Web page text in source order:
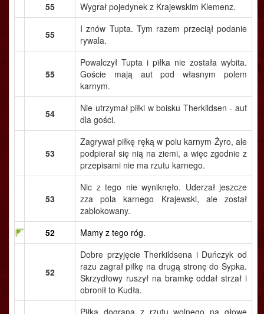
55
Wygrał pojedynek z Krajewskim Klemenz.
55
I znów Tupta. Tym razem przeciął podanie
rywala.
55
Powalczył Tupta i piłka nie została wybita.
Goście mają aut pod własnym polem
karnym.
54
Nie utrzymał piłki w boisku Therkildsen - aut
dla gości.
53
Zagrywał piłkę ręką w polu karnym Żyro, ale
podpierał się nią na ziemi, a więc zgodnie z
przepisami nie ma rzutu karnego.
53
Nic z tego nie wyniknęło. Uderzał jeszcze
zza pola karnego Krajewski, ale został
zablokowany.
52
Mamy z tego róg.
52
Dobre przyjęcie Therkildsena i Duńczyk od
razu zagrał piłkę na drugą stronę do Sypka.
Skrzydłowy ruszył na bramkę oddał strzał i
obronił to Kudła.
Piłka dograna z rzutu wolnego na głowę